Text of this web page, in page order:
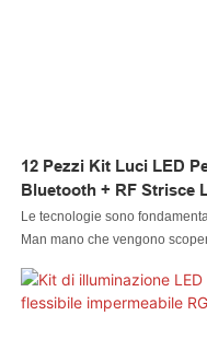
12 Pezzi Kit Luci LED
Bluetooth + RF Strisce
Le tecnologie sono
Man mano che vengono
i suoi ambiti di applicazione
dei sistemi di illuminazione